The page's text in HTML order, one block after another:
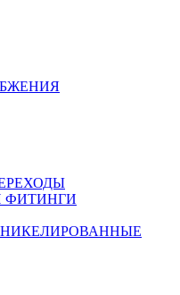
ФИТИНГИ